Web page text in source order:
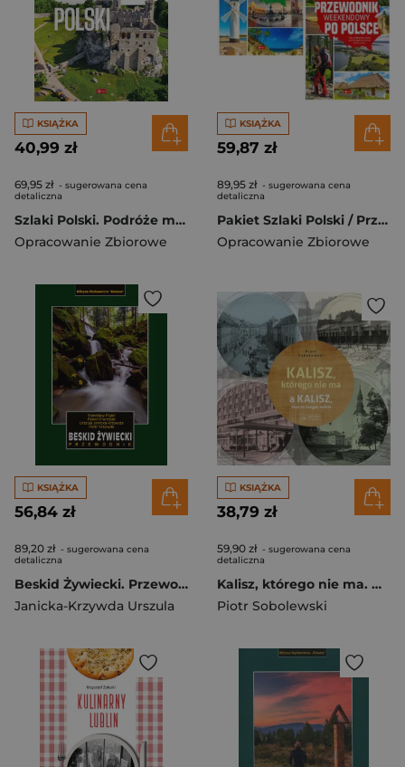
KSIĄŻKA
40,99 zł
69,95 zł - sugerowana cena
detaliczna
Szlaki Polski. Podróże marzeń
Opracowanie Zbiorowe
KSIĄŻKA
59,87 zł
89,95 zł - sugerowana cena
detaliczna
Pakiet Szlaki Polski / Przewodnik weekendowy po Polsce
Opracowanie Zbiorowe
KSIĄŻKA
56,84 zł
89,20 zł - sugerowana cena
detaliczna
Beskid Żywiecki. Przewodnik wyd. 2024
Janicka-Krzywda Urszula
KSIĄŻKA
38,79 zł
59,90 zł - sugerowana cena
detaliczna
Kalisz, którego nie ma. A Kalisz, that no longer exists. Miasto, którego nie ma
Piotr Sobolewski